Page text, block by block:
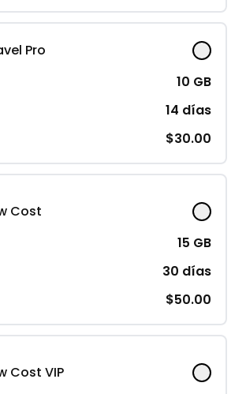
Pro
10 GB
14 días
$30.00
Cost
15 GB
30 días
$50.00
Cost VIP